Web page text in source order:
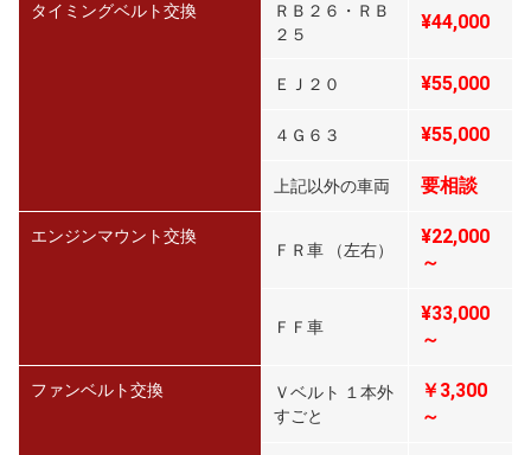
タイミングベルト交換
ＲＢ２６・ＲＢ
２５
¥44,000
ＥＪ２０ ¥55,000
４Ｇ６３ ¥55,000
上記以外の車両 要相談
エンジンマウント交換
ＦＲ車 （左右）
¥22,000
～
ＦＦ車
¥33,000
～
ファンベルト交換
Ｖベルト １本外
すごと
￥3,300
～